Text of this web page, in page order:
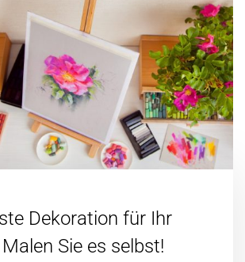
Dekoration für Ihr
Sie es selbst!